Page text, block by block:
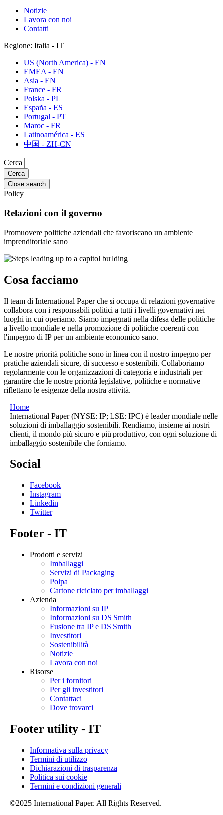
Notizie
Lavora con noi
Contatti
Regione: Italia - IT
US (North America) - EN
EMEA - EN
Asia - EN
France - FR
Polska - PL
España - ES
Portugal - PT
Maroc - FR
Latinoamérica - ES
中国 - ZH-CN
Cerca
Close search
Policy
Relazioni con il governo
Promuovere politiche aziendali che favoriscano un ambiente
imprenditoriale sano
Cosa facciamo
Il team di International Paper che si occupa di relazioni governative
collabora con i responsabili politici a tutti i livelli governativi nei
luoghi in cui operiamo. Siamo impegnati nella difesa delle politiche
a livello mondiale e nella promozione di politiche coerenti con
l'impegno di IP per un ambiente economico sano.
Le nostre priorità politiche sono in linea con il nostro impegno per
pratiche aziendali sicure, di successo e sostenibili. Collaboriamo
regolarmente con le organizzazioni di categoria e industriali per
garantire che le nostre priorità legislative, politiche e normative
riflettano le esigenze della nostra attività.
Home
International Paper (NYSE: IP; LSE: IPC) è leader mondiale nelle
soluzioni di imballaggio sostenibili. Rendiamo, insieme ai nostri
clienti, il mondo più sicuro e più produttivo, con ogni soluzione di
imballaggio sostenibile che forniamo.
Social
Facebook
Instagram
Linkedin
Twitter
Footer - IT
Prodotti e servizi
Imballaggi
Servizi di Packaging
Polpa
Cartone riciclato per imballaggi
Azienda
Informazioni su IP
Informazioni su DS Smith
Fusione tra IP e DS Smith
Investitori
Sostenibilità
Notizie
Lavora con noi
Risorse
Per i fornitori
Per gli investitori
Contattaci
Dove trovarci
Footer utility - IT
Informativa sulla privacy
Termini di utilizzo
Dichiarazioni di trasparenza
Politica sui cookie
Termini e condizioni generali
©2025 International Paper. All Rights Reserved.